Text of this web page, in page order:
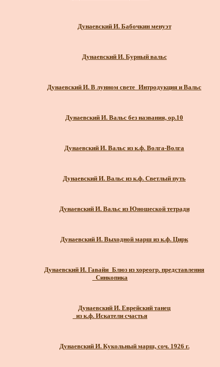
Дунаевский И. Бабочкин менуэт
Дунаевский И. Бурный вальс
Дунаевский И. В лунном свете_Интродукция и Вальс
Дунаевский И. Вальс без названия, ор.10
Дунаевский И. Вальс из к.ф. Волга-Волга
Дунаевский И. Вальс из к.ф. Светлый путь
Дунаевский И. Вальс из Юношеской тетради
Дунаевский И. Выходной марш из к.ф. Цирк
Дунаевский И. Гавайи _Блюз из хореогр. представления
_Синкопика
Дунаевский И. Еврейский танец
_из к.ф. Искатели счастья
Дунаевский И. Кукольный марш, соч. 1926 г.